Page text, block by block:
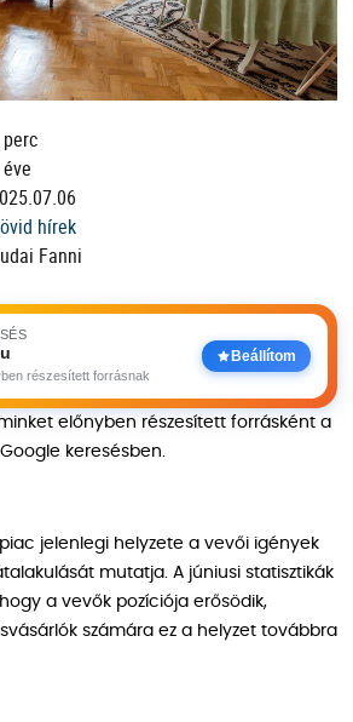
hírek
Fanni
részesített forrásnak
Beállítom
előnyben részesített forrásként a
Google keresésben.
jelenlegi helyzete a vevői igények
mutatja. A júniusi statisztikák
a vevők pozíciója erősödik,
számára ez a helyzet továbbra